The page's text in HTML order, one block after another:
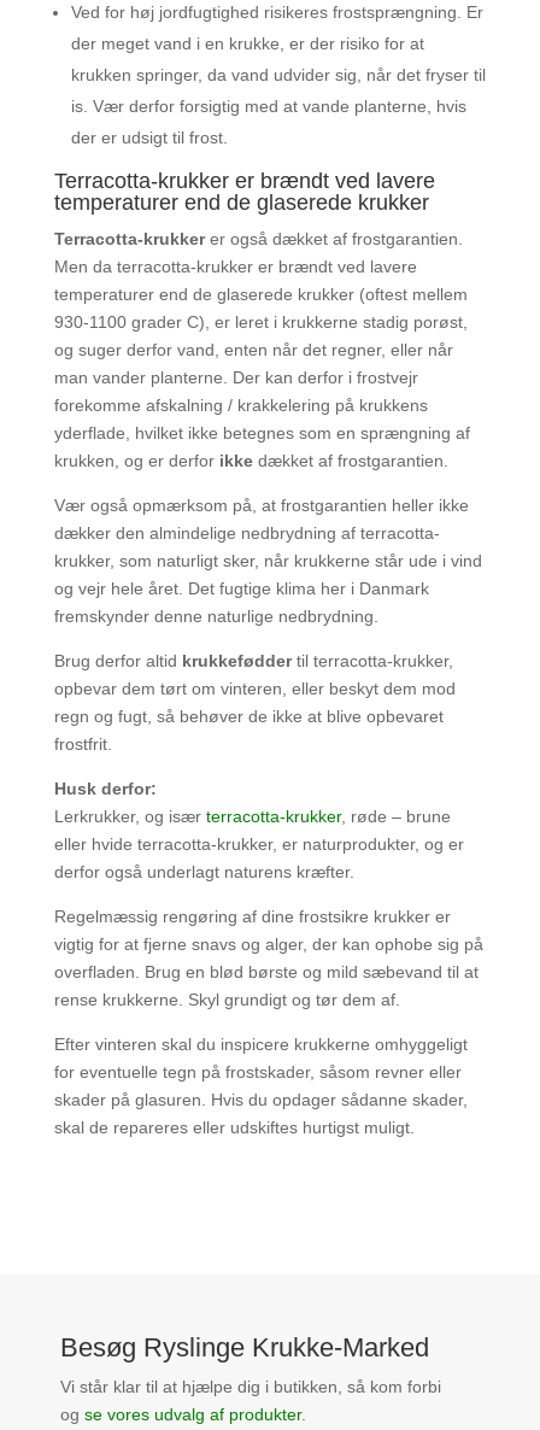
Ved for høj jordfugtighed risikeres frostsprængning. Er
der meget vand i en krukke, er der risiko for at
krukken springer, da vand udvider sig, når det fryser til
is. Vær derfor forsigtig med at vande planterne, hvis
der er udsigt til frost.
Terracotta-krukker er brændt ved lavere
temperaturer end de glaserede krukker
Terracotta-krukker er også dækket af frostgarantien.
Men da terracotta-krukker er brændt ved lavere
temperaturer end de glaserede krukker (oftest mellem
930-1100 grader C), er leret i krukkerne stadig porøst,
og suger derfor vand, enten når det regner, eller når
man vander planterne. Der kan derfor i frostvejr
forekomme afskalning / krakkelering på krukkens
yderflade, hvilket ikke betegnes som en sprængning af
krukken, og er derfor ikke dækket af frostgarantien.
Vær også opmærksom på, at frostgarantien heller ikke
dækker den almindelige nedbrydning af terracotta-
krukker, som naturligt sker, når krukkerne står ude i vind
og vejr hele året. Det fugtige klima her i Danmark
fremskynder denne naturlige nedbrydning.
Brug derfor altid krukkefødder til terracotta-krukker,
opbevar dem tørt om vinteren, eller beskyt dem mod
regn og fugt, så behøver de ikke at blive opbevaret
frostfrit.
Husk derfor:
Lerkrukker, og især terracotta-krukker, røde – brune
eller hvide terracotta-krukker, er naturprodukter, og er
derfor også underlagt naturens kræfter.
Regelmæssig rengøring af dine frostsikre krukker er
vigtig for at fjerne snavs og alger, der kan ophobe sig på
overfladen. Brug en blød børste og mild sæbevand til at
rense krukkerne. Skyl grundigt og tør dem af.
Efter vinteren skal du inspicere krukkerne omhyggeligt
for eventuelle tegn på frostskader, såsom revner eller
skader på glasuren. Hvis du opdager sådanne skader,
skal de repareres eller udskiftes hurtigst muligt.
Besøg Ryslinge Krukke-Marked
Vi står klar til at hjælpe dig i butikken, så kom forbi
og se vores udvalg af produkter.